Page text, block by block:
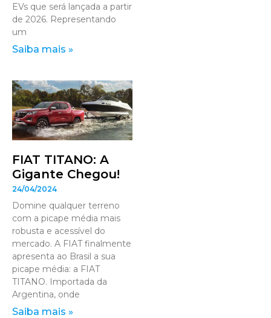
EVs que será lançada a partir
de 2026. Representando
um
Saiba mais »
FIAT TITANO: A
Gigante Chegou!
24/04/2024
Domine qualquer terreno
com a picape média mais
robusta e acessível do
mercado. A FIAT finalmente
apresenta ao Brasil a sua
picape média: a FIAT
TITANO. Importada da
Argentina, onde
Saiba mais »